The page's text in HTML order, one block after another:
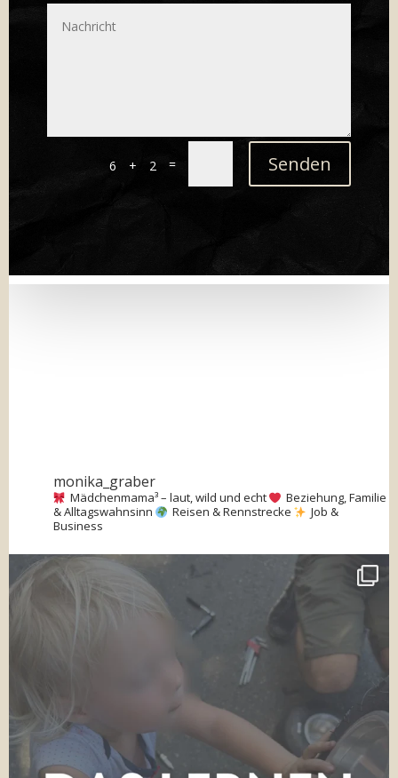
6 + 2 = Senden
monika_graber
Mädchenmama³ – laut, wild und echt
Beziehung, Familie
& Alltagswahnsinn
Reisen & Rennstrecke
Job &
Business